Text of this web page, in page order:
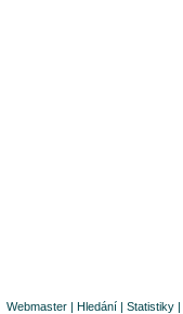
Webmaster | Hledání | Statistiky |